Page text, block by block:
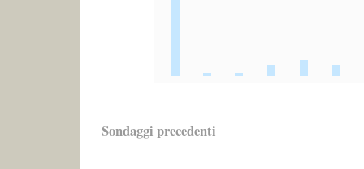
Sondaggi precedenti